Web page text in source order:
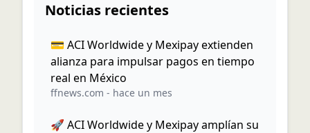
Noticias recientes
💳 ACI Worldwide y Mexipay extienden
alianza para impulsar pagos en tiempo
real en México
ffnews.com - hace un mes
🚀 ACI Worldwide y Mexipay amplían su